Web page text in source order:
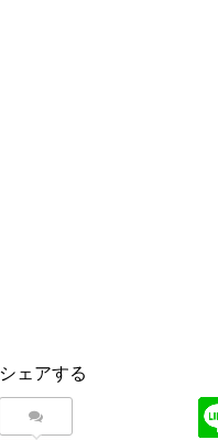
シェアする